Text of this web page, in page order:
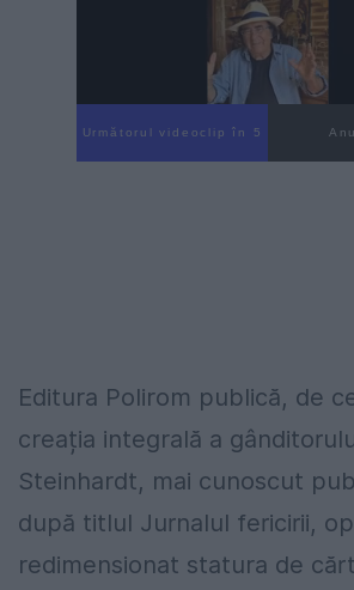
Următorul videoclip în 3
Editura Polirom publică, de
creația integrală a
Steinhardt, mai cunoscut
după titlul Jurnalul fericirii,
redimensionat statura de